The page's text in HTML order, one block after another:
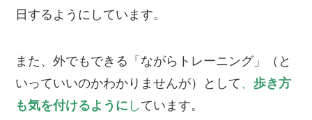
日するようにしています。
また、外でもできる「ながらトレーニング」（と
いっていいのかわかりませんが）として 、歩き方
も気を付けるように し ています。